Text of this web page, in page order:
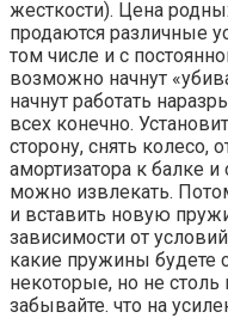
жесткости). Цена
продаются различные
том числе и с
возможно начнут
начнут работать
всех конечно.
сторону, снять колесо,
амортизатора к балке
можно извлекать.
и вставить новую
зависимости от
какие пружины будете
некоторые, но не
забывайте. что на